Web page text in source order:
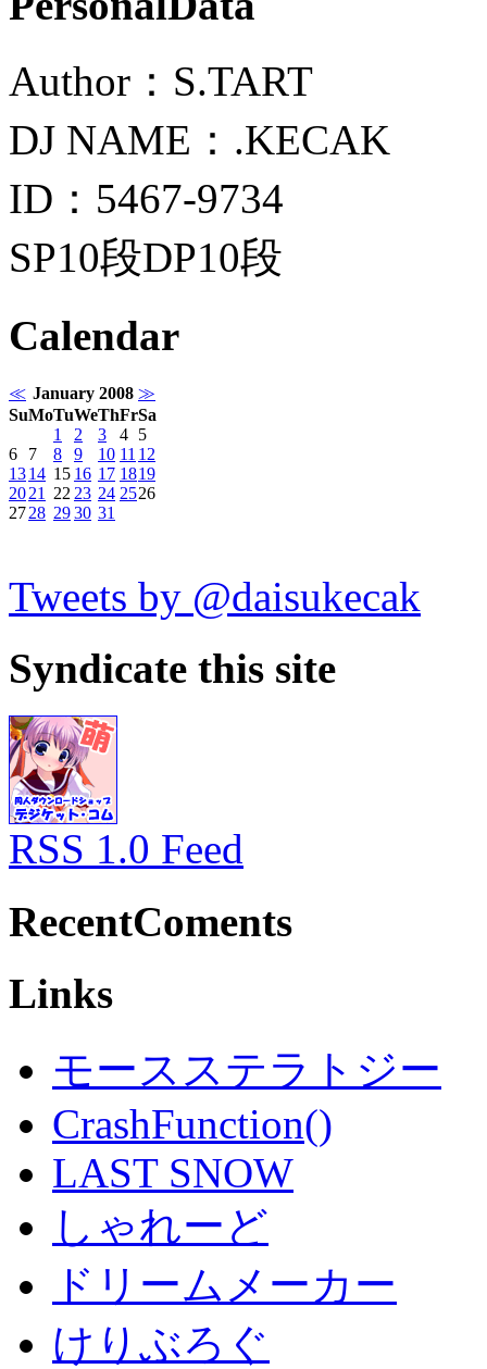
Author：S.TART
DJ NAME：.KECAK
ID：5467-9734
SP10段DP10段
Calendar
≪ January 2008 ≫
SuMoTuWeThFrSa
1
2 3 4 5
6
7 8 9 10 11 12
1314 15 16 17 1819
2021 22 23 24 2526
2728 2930 31
Tweets by @daisukecak
Syndicate this site
RSS 1.0 Feed
RecentComents
Links
モースステラトジー
CrashFunction()
LAST SNOW
しゃれーど
ドリームメーカー
けりぶろぐ